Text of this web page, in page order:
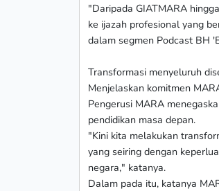
"Daripada GIATMARA
ke ijazah profesional yang
dalam segmen Podcast BH
Transformasi menyeluruh
Menjelaskan komitmen
Pengerusi MARA
pendidikan masa depan.
"Kini kita melakukan
yang seiring dengan
negara," katanya.
Dalam pada itu, katanya